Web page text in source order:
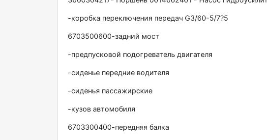
-коробка переключения передач G3/60-5/7?5
6703500600-задний мост
-предпусковой подогреватель двигателя
-сиденье передние водителя
-сиденья пассажирские
-кузов автомобиля
6703300400-передняя балка